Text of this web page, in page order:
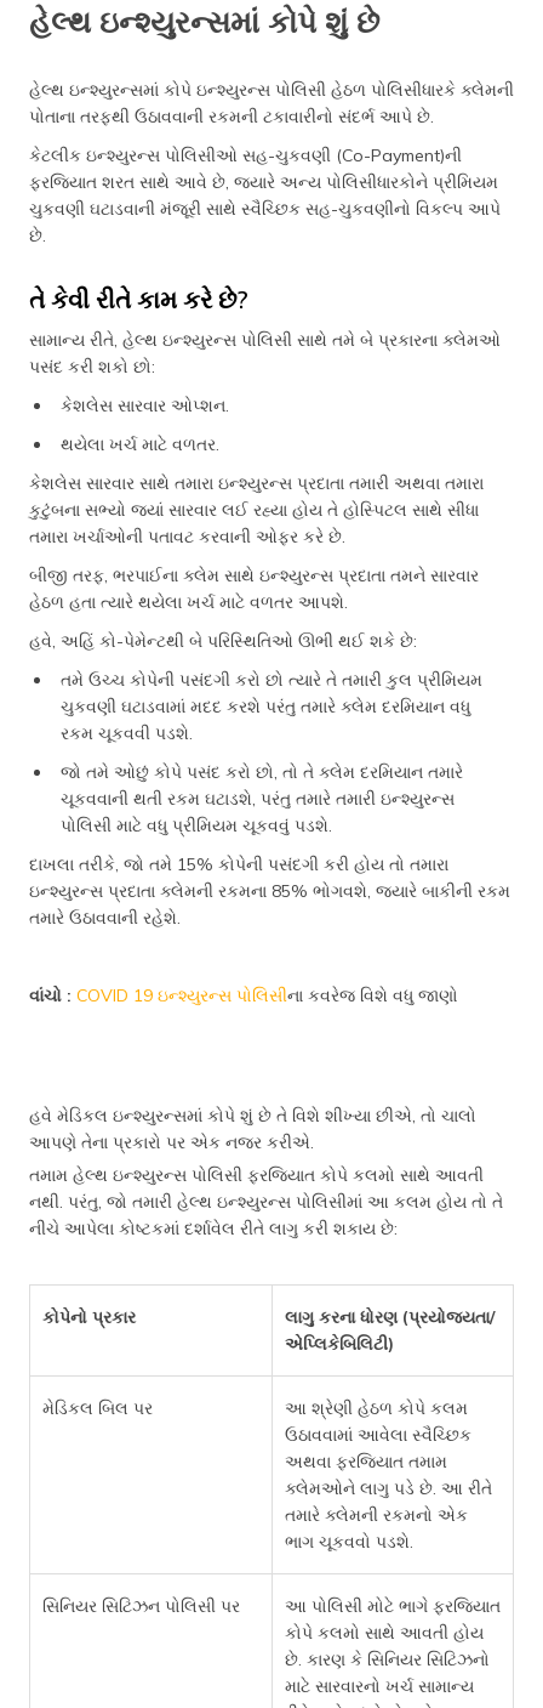
હેલ્થ ઇન્શ્યુરન્સમાં કોપે શું છે
હેલ્થ ઇન્શ્યુરન્સમાં કોપે ઇન્શ્યુરન્સ પોલિસી હેઠળ પોલિસીધારકે ક્લેમની
પોતાના તરફથી ઉઠાવવાની રકમની ટકાવારીનો સંદર્ભ આપે છે.
કેટલીક ઇન્શ્યુરન્સ પોલિસીઓ સહ-ચુકવણી (Co-Payment)ની
ફરજિયાત શરત સાથે આવે છે, જ્યારે અન્ય પોલિસીધારકોને પ્રીમિયમ
ચુકવણી ઘટાડવાની મંજૂરી સાથે સ્વૈચ્છિક સહ-ચુકવણીનો વિકલ્પ આપે
છે.
તે કેવી રીતે કામ કરે છે?
સામાન્ય રીતે, હેલ્થ ઇન્શ્યુરન્સ પોલિસી સાથે તમે બે પ્રકારના ક્લેમઓ
પસંદ કરી શકો છો:
કેશલેસ સારવાર ઓપ્શન.
થયેલા ખર્ચ માટે વળતર.
કેશલેસ સારવાર સાથે તમારા ઇન્શ્યુરન્સ પ્રદાતા તમારી અથવા તમારા
કુટુંબના સભ્યો જ્યાં સારવાર લઈ રહ્યા હોય તે હોસ્પિટલ સાથે સીધા
તમારા ખર્ચાઓની પતાવટ કરવાની ઓફર કરે છે.
બીજી તરફ, ભરપાઈના ક્લેમ સાથે ઇન્શ્યુરન્સ પ્રદાતા તમને સારવાર
હેઠળ હતા ત્યારે થયેલા ખર્ચ માટે વળતર આપશે.
હવે, અહિં કો-પેમેન્ટથી બે પરિસ્થિતિઓ ઊભી થઈ શકે છે:
તમે ઉચ્ચ કોપેની પસંદગી કરો છો ત્યારે તે તમારી કુલ પ્રીમિયમ
ચુકવણી ઘટાડવામાં મદદ કરશે પરંતુ તમારે ક્લેમ દરમિયાન વધુ
રકમ ચૂકવવી પડશે.
જો તમે ઓછું કોપે પસંદ કરો છો, તો તે ક્લેમ દરમિયાન તમારે
ચૂકવવાની થતી રકમ ઘટાડશે, પરંતુ તમારે તમારી ઇન્શ્યુરન્સ
પોલિસી માટે વધુ પ્રીમિયમ ચૂકવવું પડશે.
દાખલા તરીકે, જો તમે 15% કોપેની પસંદગી કરી હોય તો તમારા
ઇન્શ્યુરન્સ પ્રદાતા ક્લેમની રકમના 85% ભોગવશે, જ્યારે બાકીની રકમ
તમારે ઉઠાવવાની રહેશે.
વાંચો : COVID 19 ઇન્શ્યુરન્સ પોલિસીના કવરેજ વિશે વધુ જાણો
હવે મેડિકલ ઇન્શ્યુરન્સમાં કોપે શું છે તે વિશે શીખ્યા છીએ, તો ચાલો
આપણે તેના પ્રકારો પર એક નજર કરીએ.
તમામ હેલ્થ ઇન્શ્યુરન્સ પોલિસી ફરજિયાત કોપે કલમો સાથે આવતી
નથી. પરંતુ, જો તમારી હેલ્થ ઇન્શ્યુરન્સ પોલિસીમાં આ કલમ હોય તો તે
નીચે આપેલા કોષ્ટકમાં દર્શાવેલ રીતે લાગુ કરી શકાય છે:
કોપેનો પ્રકાર
લાગુ કરના ધોરણ (પ્રયોજ્યતા/
એપ્લિકેબિલિટી)
મેડિકલ બિલ પર
આ શ્રેણી હેઠળ કોપે કલમ
ઉઠાવવામાં આવેલા સ્વૈચ્છિક
અથવા ફરજિયાત તમામ
ક્લેમઓને લાગુ પડે છે. આ રીતે
તમારે ક્લેમની રકમનો એક
ભાગ ચૂકવવો પડશે.
સિનિયર સિટિઝન પોલિસી પર
આ પોલિસી મોટે ભાગે ફરજિયાત
કોપે કલમો સાથે આવતી હોય
છે. કારણ કે સિનિયર સિટિઝનો
માટે સારવારનો ખર્ચ સામાન્ય